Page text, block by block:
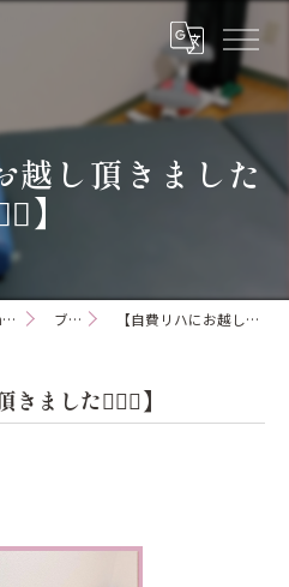
越し頂きました
】
和泉市の訪問看護ならLagom訪問看護ステーション ブログ 【自費リハにお越し頂きました💁🏻‍♂️】
ました💁🏻‍♂️】